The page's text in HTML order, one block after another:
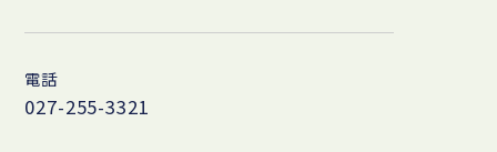
電話
027-255-3321